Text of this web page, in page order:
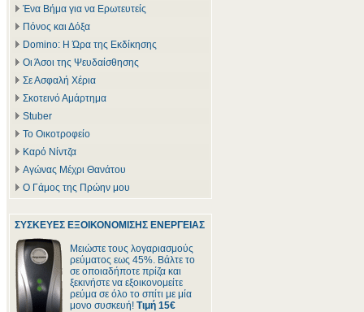
Ένα Βήμα για να Ερωτευτείς
Πόνος και Δόξα
Domino: Η Ώρα της Εκδίκησης
Οι Άσοι της Ψευδαίσθησης
Σε Ασφαλή Χέρια
Σκοτεινό Αμάρτημα
Stuber
Το Οικοτροφείο
Καρό Νίντζα
Αγώνας Μέχρι Θανάτου
Ο Γάμος της Πρώην μου
ΣΥΣΚΕΥΕΣ ΕΞΟΙΚΟΝΟΜΙΣΗΣ ΕΝΕΡΓΕΙΑΣ
Μειώστε τους λογαριασμούς
ρεύματος εως 45%. Βάλτε το
σε οποιαδήποτε πρίζα και
ξεκινήστε να εξοικονομείτε
ρεύμα σε όλο το σπίτι με μία
μονο συσκευή! Τιμή 15€